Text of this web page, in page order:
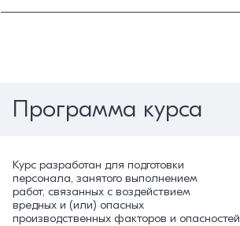
Программа курса
Курс разработан для подготовки
персонала, занятого выполнением
работ, связанных с воздействием
вредных и (или) опасных
производственных факторов и опасностей